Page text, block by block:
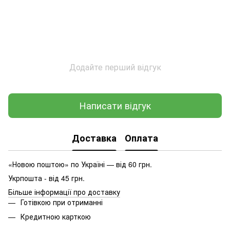
Додайте перший відгук
Написати відгук
Доставка Оплата
«Новою поштою» по Україні — від 60 грн.
Укрпошта - від 45 грн.
Більше інформації про доставку
Готівкою при отриманні
Кредитною карткою